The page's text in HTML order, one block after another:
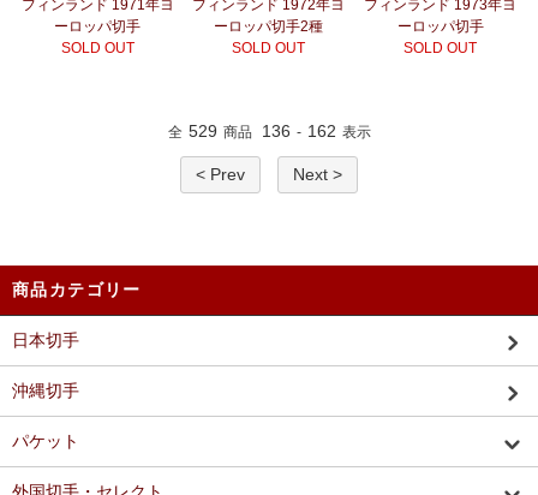
フィンランド 1971年ヨ
ーロッパ切手
SOLD OUT
フィンランド 1972年ヨ
ーロッパ切手2種
SOLD OUT
フィンランド 1973年ヨ
ーロッパ切手
SOLD OUT
全 529 商品 136 - 162 表示
< Prev Next >
商品カテゴリー
日本切手
沖縄切手
パケット